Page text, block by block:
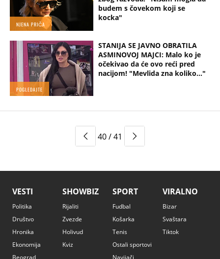
NJENA PRIČA
budem s čovekom koji se
kocka"
POGLEDAJTE
STANIJA SE JAVNO OBRATILA
ASMINOVOJ MAJCI: Malo ko je
očekivao da će ovo reći pred
nacijom! "Mevlida zna koliko..."
40 / 41
VESTI
Politika
Društvo
Hronika
Ekonomija
Beograd
SHOWBIZ
Rijaliti
Zvezde
Holivud
Kviz
SPORT
Fudbal
Košarka
Tenis
Ostali sportovi
Navijači
VIRALNO
Bizar
Svaštara
Tiktok